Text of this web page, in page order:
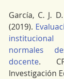
García, C. J.
(2019).
normales
docente.
Investigación